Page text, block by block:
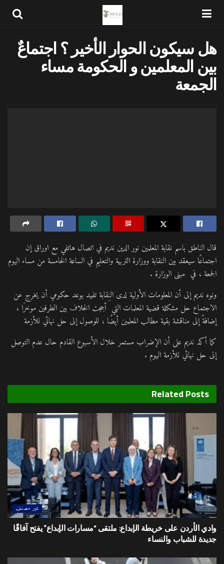
هل سيكون الحوار الأخير ؟ اجتماعٌ
بين المعلمين و الحكومة مساء
الجمعة
قال الناطق باسم نقابة المعلمين نور الدين نديم في اتصال هاتفي مع اوراق إن
اجتماعًا سيعقد بين النقابة ووزارة التربية والتعليم في الساعة الخامسة من مساء اليوم
الجمعة ، في مبنى الوزارة .
ونوه نديم إلى أن المعلومات الأولية لدى النِقابة تفيد بوعد حكومي أن يخرج عن
الاجتماع حل مشكلة قضية المعلمات التي أججت الخلاف بين الطرفين موخرَا ،
إضافةً إلى مناقشة بقية مطالب المعلمين أيضًا ، للوصول إلى حل نهائي للأزمة
كما أكد نديم على أن الإضراب مستمر خلال الأسبوع القادم حال عدم التوصل
إلى حل نهائي للأزمة اليوم .
RelatedPosts
غير مصنف
وادي الأردن على خريطة الإبداع: ملتقى “مسارات الإبداع” يفتح آفاقًا
جديدة للشباب والنساء